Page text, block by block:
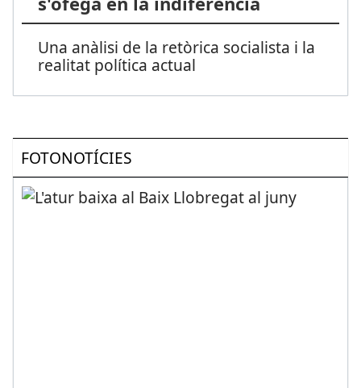
Una anàlisi de la retòrica socialista i la
realitat política actual
FOTONOTÍCIES